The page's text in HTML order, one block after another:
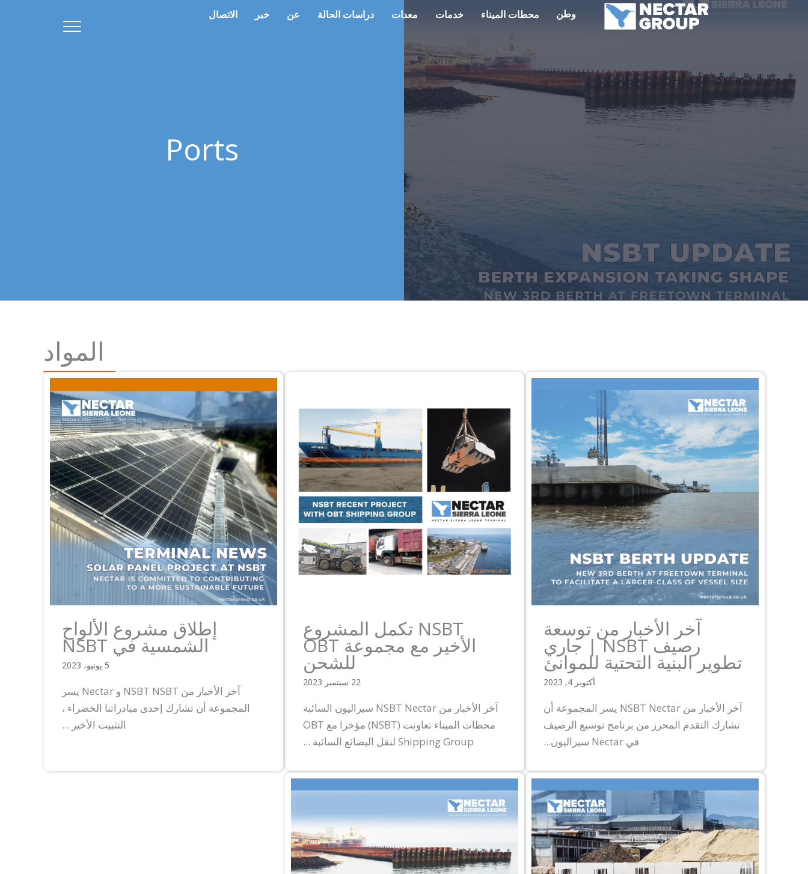
انتقل
وطن محطات الميناء خدمات معدات دراسات الحالة عن خبر الاتصال
Ports
المواد
آخر الأخبار من توسعة
رصيف NSBT | جاري
تطوير البنية التحتية للموانئ
أكتوبر 4, 2023
آخر الأخبار من NSBT Nectar يسر المجموعة أن
تشارك التقدم المحرز من برنامج توسيع الرصيف
في Nectar سيراليون...
NSBT تكمل المشروع
الأخير مع مجموعة OBT
للشحن
22 سبتمبر 2023
آخر الأخبار من NSBT Nectar سيراليون السائبة
محطات الميناء تعاونت (NSBT) مؤخرا مع OBT
Shipping Group لنقل البضائع السائبة ...
إطلاق مشروع الألواح
الشمسية في NSBT
5 يونيو، 2023
آخر الأخبار من NSBT NSBT و Nectar يسر
المجموعة أن تشارك إحدى مبادراتنا الخضراء ،
التثبيت الأخير ...